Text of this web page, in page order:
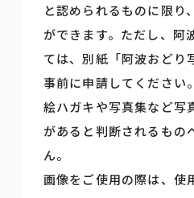
と認められるものに限り
ができます。ただし、阿
ては、別紙「阿波おどり
事前に申請してください。
絵ハガキや写真集など写
があると判断されるもの
ん。
画像をご使用の際は、使